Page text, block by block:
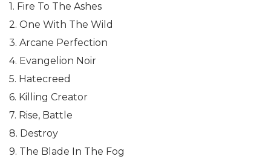
1. Fire To The Ashes
2. One With The Wild
3. Arcane Perfection
4. Evangelion Noir
5. Hatecreed
6. Killing Creator
7. Rise, Battle
8. Destroy
9. The Blade In The Fog